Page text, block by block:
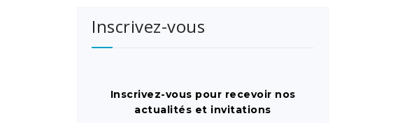
Inscrivez-vous
Inscrivez-vous pour recevoir nos
actualités et invitations